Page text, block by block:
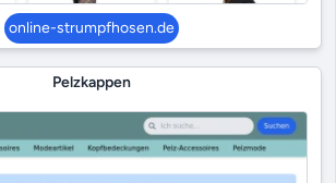
online-strumpfhosen.de
Pelzkappen